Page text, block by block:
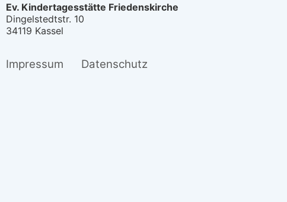
Ev. Kindertagesstätte Friedenskirche
Dingelstedtstr. 10
34119 Kassel
Impressum Datenschutz